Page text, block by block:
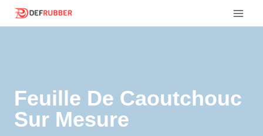
Aller
Feuille De Caoutchouc
Sur Mesure